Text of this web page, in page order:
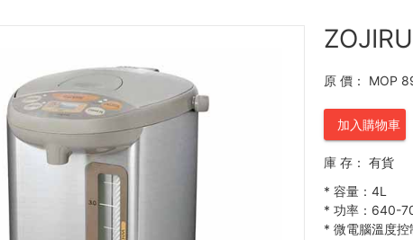
原 價： MOP
加入購物車
庫 存：
有貨
* 容量：4L
* 功率：640-
* 微電腦溫度